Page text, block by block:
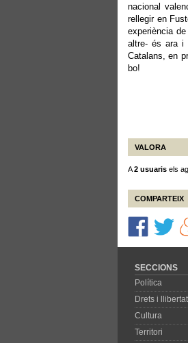
nacional
rellegir en
experiència
altre- és ara i
Catalans, en
bo!
VALORA
A2 usuaris els
COMPARTEIX
SECCIONS
Política
Drets i
Cultura
Territori